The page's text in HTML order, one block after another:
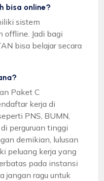
bisa online?
sistem
offline. Jadi bagi
bisa belajar secara
Paket C
kerja di
PNS, BUMN,
perguruan tinggi
demikian, lulusan
peluang kerja yang
pada instansi
jangan ragu untuk